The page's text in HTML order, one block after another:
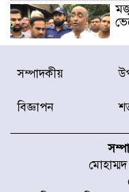
সম্পাদকীয়
বিজ্ঞাপন